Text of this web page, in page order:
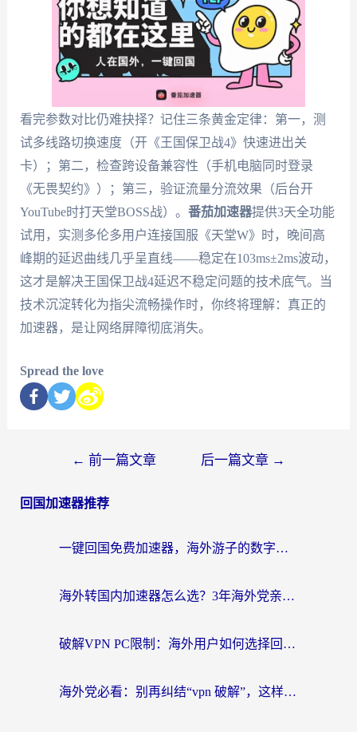
看完参数对比仍难抉择？记住三条黄金定律：第一，测
试多线路切换速度（开《王国保卫战4》快速进出关
卡）；第二，检查跨设备兼容性（手机电脑同时登录
《无畏契约》）；第三，验证流量分流效果（后台开
YouTube时打天堂BOSS战）。 番茄加速器提供3天全功能
试用，实测多伦多用户连接国服《天堂W》时，晚间高
峰期的延迟曲线几乎呈直线——稳定在103ms±2ms波动，
这才是解决王国保卫战4延迟不稳定问题的技术底气。当
技术沉淀转化为指尖流畅操作时，你终将理解：真正的
加速器，是让网络屏障彻底消失。
Spread the love
← 前一篇文章 后一篇文章 →
回国加速器推荐
一键回国免费加速器，海外游子的数字归乡路
海外转国内加速器怎么选？3年海外党亲测指南，无缝刷剧玩游戏不再难
破解VPN PC限制：海外用户如何选择回国加速器实现无缝访问国内资源
海外党必看：别再纠结“vpn 破解”，这样选回国加速器才能真正无缝访问国内资源